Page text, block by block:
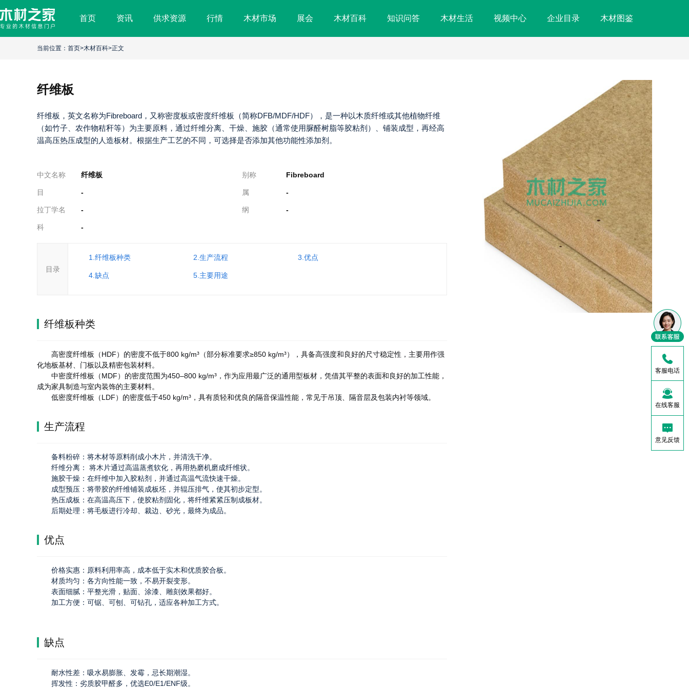
首页 资讯 供求资源 行情 木材市场 展会 木材百科 知识问答 木材生活 视频中心 企业目录 木材图鉴
客服电话
在线客服
意见反馈
当前位置： 首页>木材百科>正文
纤维板
纤维板，英文名称为Fibreboard，又称密度板或密度纤维板（简称DFB/MDF/HDF），是一种以木质纤维或其他植物纤维
（如竹子、农作物秸秆等）为主要原料，通过纤维分离、干燥、施胶（通常使用脲醛树脂等胶粘剂）、铺装成型，再经高
温高压热压成型的人造板材。根据生产工艺的不同，可选择是否添加其他功能性添加剂。
中文名称 纤维板 别称 Fibreboard
目 - 属 -
拉丁学名 - 纲 -
科 -
目录
1.纤维板种类 2.生产流程 3.优点
4.缺点 5.主要用途
纤维板种类
高密度纤维板（HDF）的密度不低于800 kg/m³（部分标准要求≥850 kg/m³），具备高强度和良好的尺寸稳定性，主要用作强
化地板基材、门板以及精密包装材料。
中密度纤维板（MDF）的密度范围为450–800 kg/m³，作为应用最广泛的通用型板材，凭借其平整的表面和良好的加工性能，
成为家具制造与室内装饰的主要材料。
低密度纤维板（LDF）的密度低于450 kg/m³，具有质轻和优良的隔音保温性能，常见于吊顶、隔音层及包装内衬等领域。
生产流程
备料粉碎：将木材等原料削成小木片，并清洗干净。
纤维分离： 将木片通过高温蒸煮软化，再用热磨机磨成纤维状。
施胶干燥：在纤维中加入胶粘剂，并通过高温气流快速干燥。
成型预压：将带胶的纤维铺装成板坯，并辊压排气，使其初步定型。
热压成板：在高温高压下，使胶粘剂固化，将纤维紧紧压制成板材。
后期处理：将毛板进行冷却、裁边、砂光，最终为成品。
优点
价格实惠：原料利用率高，成本低于实木和优质胶合板。
材质均匀：各方向性能一致，不易开裂变形。
表面细腻：平整光滑，贴面、涂漆、雕刻效果都好。
加工方便：可锯、可刨、可钻孔，适应各种加工方式。
缺点
耐水性差：吸水易膨胀、发霉，忌长期潮湿。
挥发性：劣质胶甲醛多，优选E0/E1/ENF级。